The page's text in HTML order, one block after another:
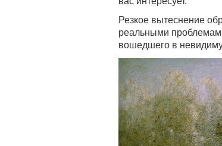
Резкое вытеснение
реальными
вошедшего в